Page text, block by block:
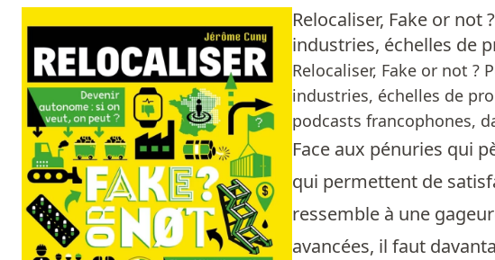
Relocaliser, Fake or
industries, échelles de
Relocaliser, Fake or not
industries, échelles de
podcasts francophones,
Face aux pénuries qui
qui permettent de
ressemble à une
avancées, il faut
Sources
Personnes
Livres
Livres les plus recommandés
Prix littéraires